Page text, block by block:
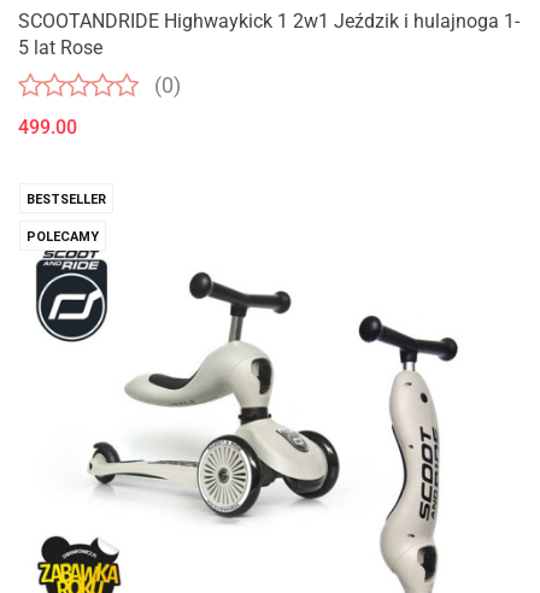
SCOOTANDRIDE Highwaykick 1 2w1 Jeździk i hulajnoga 1-
5 lat Rose
(0)
499.00
BESTSELLER
POLECAMY